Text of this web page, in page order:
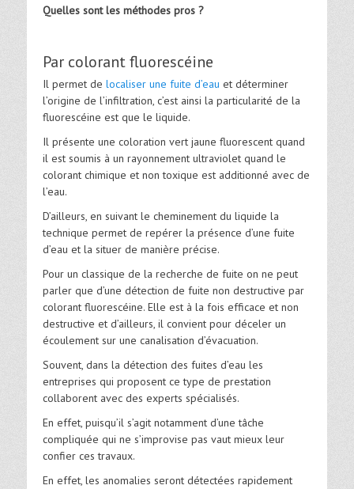
Quelles sont les méthodes pros ?
Par colorant fluorescéine
Il permet de localiser une fuite d’eau et déterminer
l’origine de l’infiltration, c’est ainsi la particularité de la
fluorescéine est que le liquide.
Il présente une coloration vert jaune fluorescent quand
il est soumis à un rayonnement ultraviolet quand le
colorant chimique et non toxique est additionné avec de
l’eau.
D’ailleurs, en suivant le cheminement du liquide la
technique permet de repérer la présence d’une fuite
d’eau et la situer de manière précise.
Pour un classique de la recherche de fuite on ne peut
parler que d’une détection de fuite non destructive par
colorant fluorescéine. Elle est à la fois efficace et non
destructive et d’ailleurs, il convient pour déceler un
écoulement sur une canalisation d’évacuation.
Souvent, dans la détection des fuites d’eau les
entreprises qui proposent ce type de prestation
collaborent avec des experts spécialisés.
En effet, puisqu’il s’agit notamment d’une tâche
compliquée qui ne s’improvise pas vaut mieux leur
confier ces travaux.
En effet, les anomalies seront détectées rapidement